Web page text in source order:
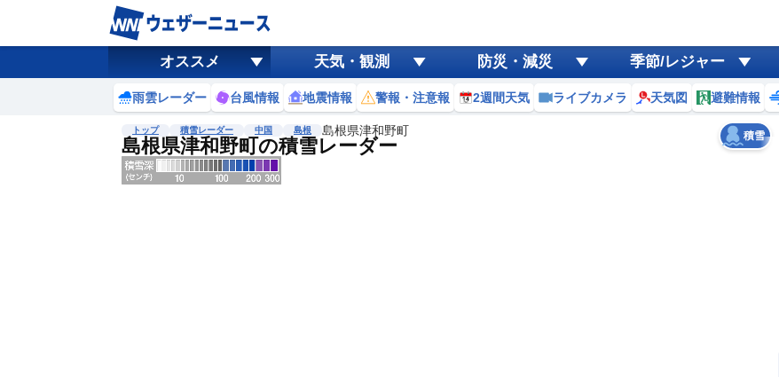
オススメ 天気・観測 防災・減災 季節/レジャー
雨雲レーダー 台風情報 地震情報 警報・注意報 2週間天気 ライブカメラ 天気図 避難情報
トップ 積雪レーダー 中国 島根 島根県津和野町
島根県津和野町の積雪レーダー 積雪
黄砂
天気 台風